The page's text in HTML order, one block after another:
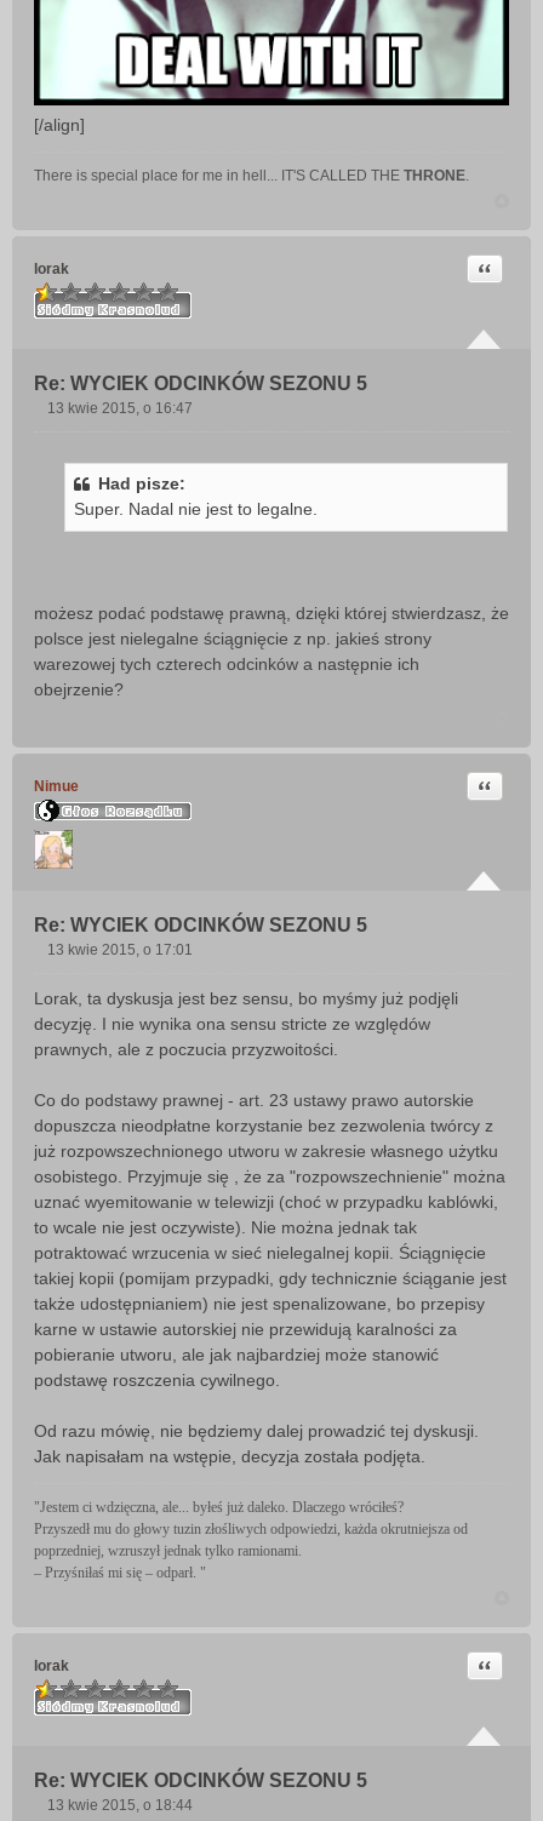
[/align]
There is special place for me in hell... IT'S CALLED THE THRONE.
lorak
Re: WYCIEK ODCINKÓW SEZONU 5
Cytuj
13 kwie 2015, o 16:47
Had pisze:
Super. Nadal nie jest to legalne.
możesz podać podstawę prawną, dzięki której stwierdzasz, że
polsce jest nielegalne ściągnięcie z np. jakieś strony
warezowej tych czterech odcinków a następnie ich
obejrzenie?
Nimue
Re: WYCIEK ODCINKÓW SEZONU 5
Cytuj
s
t
13 kwie 2015, o 17:01
Lorak, ta dyskusja jest bez sensu, bo myśmy już podjęli
decyzję. I nie wynika ona sensu stricte ze względów
prawnych, ale z poczucia przyzwoitości.
Co do podstawy prawnej - art. 23 ustawy prawo autorskie
dopuszcza nieodpłatne korzystanie bez zezwolenia twórcy z
już rozpowszechnionego utworu w zakresie własnego użytku
osobistego. Przyjmuje się , że za "rozpowszechnienie" można
uznać wyemitowanie w telewizji (choć w przypadku kablówki,
to wcale nie jest oczywiste). Nie można jednak tak
potraktować wrzucenia w sieć nielegalnej kopii. Ściągnięcie
takiej kopii (pomijam przypadki, gdy technicznie ściąganie jest
także udostępnianiem) nie jest spenalizowane, bo przepisy
karne w ustawie autorskiej nie przewidują karalności za
pobieranie utworu, ale jak najbardziej może stanowić
podstawę roszczenia cywilnego.
Od razu mówię, nie będziemy dalej prowadzić tej dyskusji.
Jak napisałam na wstępie, decyzja została podjęta.
"Jestem ci wdzięczna, ale... byłeś już daleko. Dlaczego wróciłeś?
Przyszedł mu do głowy tuzin złośliwych odpowiedzi, każda okrutniejsza od
poprzedniej, wzruszył jednak tylko ramionami.
– Przyśniłaś mi się – odparł. "
lorak
Re: WYCIEK ODCINKÓW SEZONU 5
Cytuj
13 kwie 2015, o 18:44